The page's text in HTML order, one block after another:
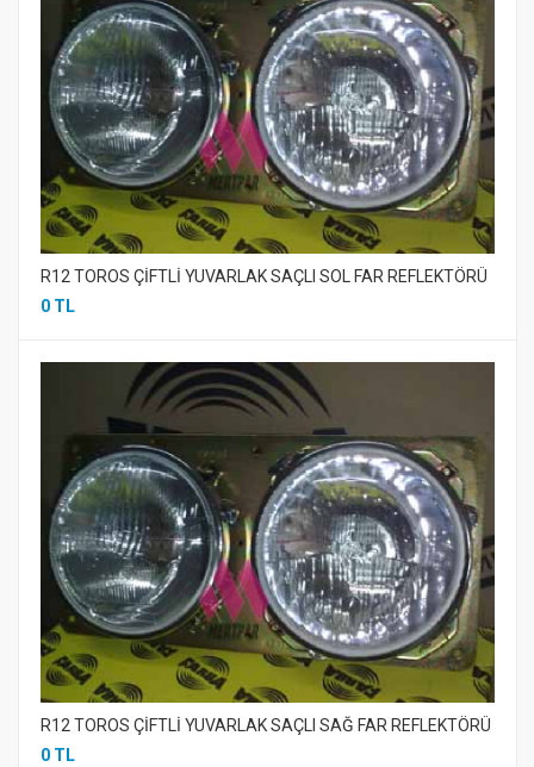
R12 TOROS ÇİFTLİ YUVARLAK SAÇLI SOL FAR REFLEKTÖRÜ
0 TL
R12 TOROS ÇİFTLİ YUVARLAK SAÇLI SAĞ FAR REFLEKTÖRÜ
0 TL